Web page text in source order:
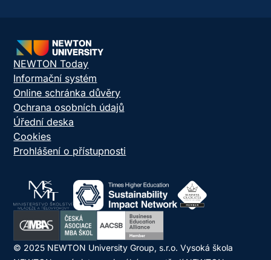
NEWTON Today
Informační systém
Online schránka důvěry
Ochrana osobních údajů
Úřední deska
Cookies
Prohlášení o přístupnosti
© 2025 NEWTON University Group, s.r.o. Vysoká škola